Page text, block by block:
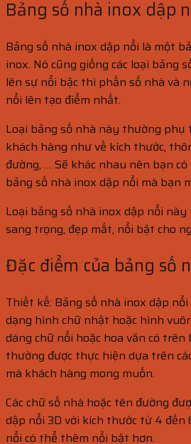
Bảng số nhà inox dập
Bảng số nhà inox dập nổi là một
inox. Nó cũng giống các loại bảng
lên sự nổi bậc thì phần số nhà và
nổi lên tạo điểm nhất.
Loại bảng số nhà này thường phụ
khách hàng như về kích thước,
đường, … Sẽ khác nhau nên bạn
bảng số nhà inox dập nổi mà bạn
Loại bảng số nhà inox dập nổi
sang trọng, đẹp mắt, nổi bật cho
Đặc điểm của bảng số
Thiết kế: Bảng số nhà inox dập
dạng hình chữ nhật hoặc hình
dáng chữ nổi hoặc hoa văn có
thường được thực hiện dựa trên
mà khách hàng mong muốn.
Các chữ số nhà hoặc tên đường
dập nổi 3D với kích thước từ 4 đến
nổi có thể thêm nổi bật hơn.